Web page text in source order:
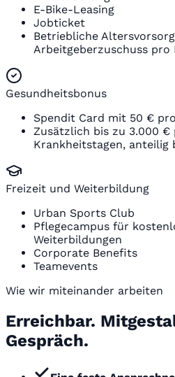
E-Bike-Leasing
Jobticket
Betriebliche
Arbeitgeberzuschuss pro
Gesundheitsbonus
Spendit Card mit 50 €
Zusätzlich bis zu 3.000 €
Krankheitstagen, anteilig
Freizeit und Weiterbildung
Urban Sports Club
Pflegecampus für
Weiterbildungen
Corporate Benefits
Teamevents
Wie wir miteinander arbeiten
Erreichbar.
Gespräch.